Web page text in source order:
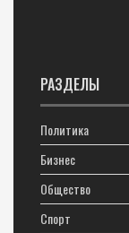
РАЗДЕЛЫ
Политика
Бизнес
Общество
Спорт